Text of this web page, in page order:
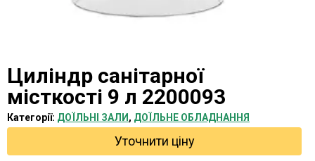
Циліндр санітарної
місткості 9 л 2200093
Категорії: ДОЇЛЬНІ ЗАЛИ , ДОЇЛЬНЕ ОБЛАДНАННЯ
Уточнити ціну